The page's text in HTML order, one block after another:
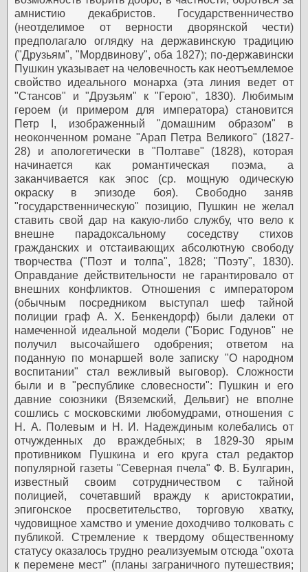
амнистию декабристов. Государственничество
(неотделимое от верности дворянской чести)
предполагало оглядку на державинскую традицию
("Друзьям", "Мордвинову", оба 1827); по-державински
Пушкин указывает на человечность как неотъемлемое
свойство идеального монарха (эта линия ведет от
"Стансов" и "Друзьям" к "Герою", 1830). Любимым
героем (и примером для императора) становится
Петр I, изображенный "домашним образом" в
неоконченном романе "Арап Петра Великого" (1827-
28) и апологетически в "Полтаве" (1828), которая
начинается как романтическая поэма, а
заканчивается как эпос (ср. мощную одическую
окраску в эпизоде боя).
Свободно заняв
"государственническую" позицию, Пушкин не желал
ставить свой дар на какую-либо службу, что вело к
внешне парадоксальному соседству стихов
гражданских и отстаивающих абсолютную свободу
творчества ("Поэт и толпа", 1828; "Поэту", 1830).
Оправдание действительности не гарантировало от
внешних конфликтов. Отношения с императором
(обычным посредником выступал шеф тайной
полиции граф А. Х. Бенкендорф) были далеки от
намеченной идеальной модели ("Борис Годунов" не
получил высочайшего одобрения; ответом на
поданную по монаршей воле записку "О народном
воспитании" стал вежливый выговор). Сложности
были и в "республике словесности": Пушкин и его
давние союзники (Вяземский, Дельвиг) не вполне
сошлись с московскими любомудрами, отношения с
Н. А. Полевым и Н. И. Надеждиным колебались от
отчужденных до враждебных; в 1829-30 ярым
противником Пушкина и его круга стал редактор
популярной газеты "Северная пчела" Ф. В. Булгарин,
известный своим сотрудничеством с тайной
полицией, сочетавший вражду к аристократии,
эпигонское просветительство, торговую хватку,
чудовищное хамство и умение доходчиво толковать с
публикой. Стремление к твердому общественному
статусу оказалось трудно реализуемым отсюда "охота
к перемене мест" (планы заграничного путешествия;